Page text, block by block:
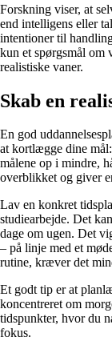
Forskning viser, at
end intelligens eller
intentioner til
kun et spørgsmål om
realistiske vaner.
Skab en
En god
at kortlægge dine
målene op i mindre,
overblikket og giver
Lav en konkret
studiearbejde. Det
dage om ugen. Det
– på linje med et
rutine, kræver det
Et godt tip er at
koncentreret om
tidspunkter, hvor du
fokus.